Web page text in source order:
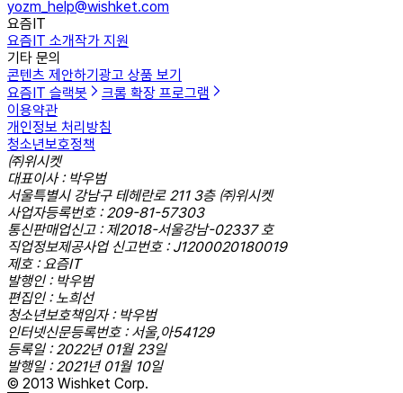
yozm_help@wishket.com
요즘IT
요즘IT 소개작가 지원
기타 문의
콘텐츠 제안하기광고 상품 보기
요즘IT 슬랙봇
크롬 확장 프로그램
이용약관
개인정보 처리방침
청소년보호정책
㈜위시켓
대표이사 : 박우범
서울특별시 강남구 테헤란로 211 3층 ㈜위시켓
사업자등록번호 : 209-81-57303
통신판매업신고 : 제2018-서울강남-02337 호
직업정보제공사업 신고번호 : J1200020180019
제호 : 요즘IT
발행인 : 박우범
편집인 : 노희선
청소년보호책임자 : 박우범
인터넷신문등록번호 : 서울,아54129
등록일 : 2022년 01월 23일
발행일 : 2021년 01월 10일
© 2013 Wishket Corp.